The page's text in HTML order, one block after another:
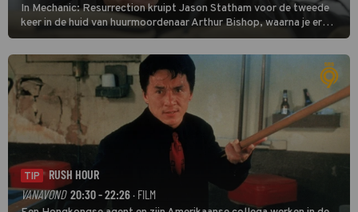
In Mechanic: Resurrection kruipt Jason Statham voor de tweede
keer in de huid van huurmoordenaar Arthur Bishop, waarna je er
donder op kunt zeggen dat er van Bishops geplande pensioen niet
veel terechtkomt.
TIP
RUSH HOUR
VANAVOND 20:30 - 22:26 · FILM